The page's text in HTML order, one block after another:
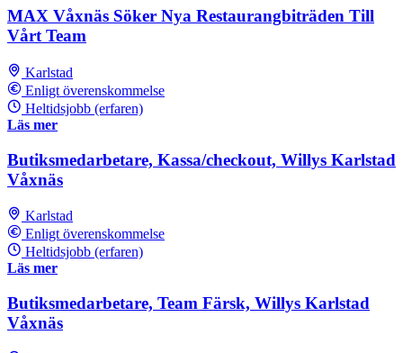
MAX Våxnäs Söker Nya Restaurangbiträden Till
Vårt Team
Karlstad
Enligt överenskommelse
Heltidsjobb (erfaren)
Läs mer
Butiksmedarbetare, Kassa/checkout, Willys Karlstad
Våxnäs
Karlstad
Enligt överenskommelse
Heltidsjobb (erfaren)
Läs mer
Butiksmedarbetare, Team Färsk, Willys Karlstad
Våxnäs